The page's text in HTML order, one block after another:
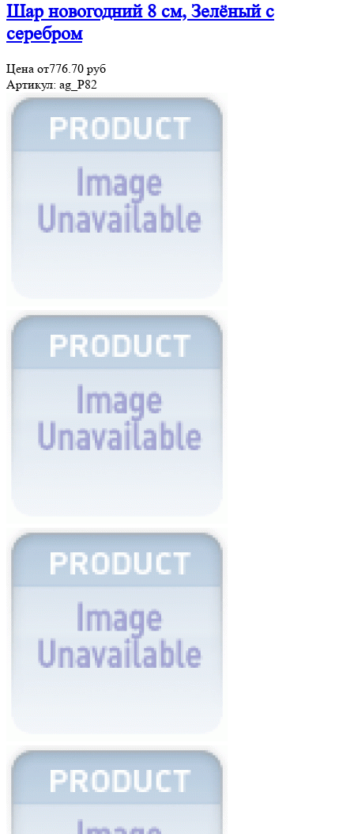
Шар новогодний 8 см, Зелёный с
серебром
Цена от776.70 руб
Артикул: ag_P82